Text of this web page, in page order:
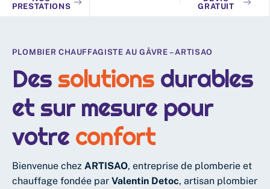
PRESTATIONS
GRATUIT
PLOMBIER CHAUFFAGISTE AU GÂVRE – ARTISAO
Des solutionsdurables
et sur mesure pour
votreconfort
Bienvenue chez ARTISAO, entreprise de plomberie et
chauffage fondée par Valentin Detoc, artisan plombier